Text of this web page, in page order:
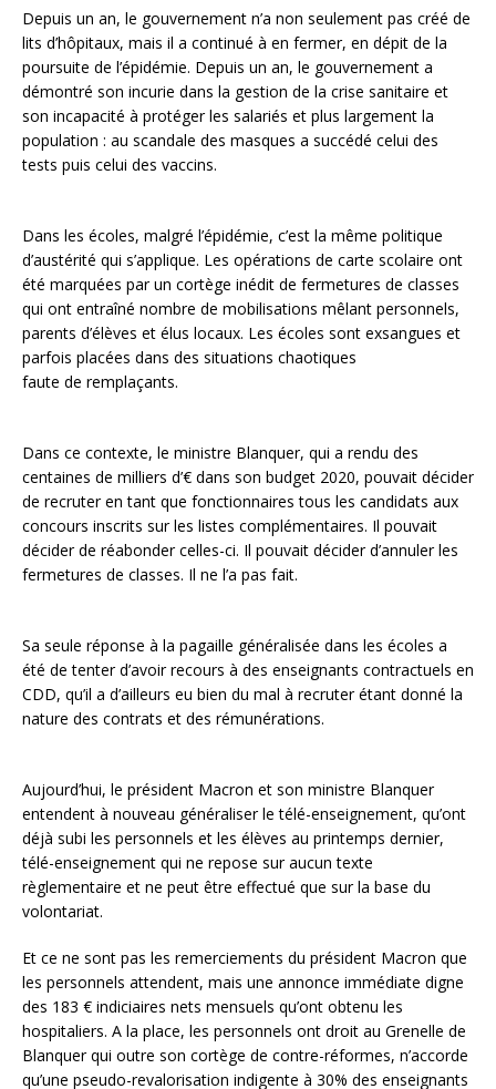
Depuis un an, le gouvernement n’a non seulement pas créé de
lits d’hôpitaux, mais il a continué à en fermer, en dépit de la
poursuite de l’épidémie. Depuis un an, le gouvernement a
démontré son incurie dans la gestion de la crise sanitaire et
son incapacité à protéger les salariés et plus largement la
population : au scandale des masques a succédé celui des
tests puis celui des vaccins.
Dans les écoles, malgré l’épidémie, c’est la même politique
d’austérité qui s’applique. Les opérations de carte scolaire ont
été marquées par un cortège inédit de fermetures de classes
qui ont entraîné nombre de mobilisations mêlant personnels,
parents d’élèves et élus locaux. Les écoles sont exsangues et
parfois placées dans des situations chaotiques
faute de remplaçants.
Dans ce contexte, le ministre Blanquer, qui a rendu des
centaines de milliers d’€ dans son budget 2020, pouvait décider
de recruter en tant que fonctionnaires tous les candidats aux
concours inscrits sur les listes complémentaires. Il pouvait
décider de réabonder celles-ci. Il pouvait décider d’annuler les
fermetures de classes. Il ne l’a pas fait.
Sa seule réponse à la pagaille généralisée dans les écoles a
été de tenter d’avoir recours à des enseignants contractuels en
CDD, qu’il a d’ailleurs eu bien du mal à recruter étant donné la
nature des contrats et des rémunérations.
Aujourd’hui, le président Macron et son ministre Blanquer
entendent à nouveau généraliser le télé-enseignement, qu’ont
déjà subi les personnels et les élèves au printemps dernier,
télé-enseignement qui ne repose sur aucun texte
règlementaire et ne peut être effectué que sur la base du
volontariat.
Et ce ne sont pas les remerciements du président Macron que
les personnels attendent, mais une annonce immédiate digne
des 183 € indiciaires nets mensuels qu’ont obtenu les
hospitaliers. A la place, les personnels ont droit au Grenelle de
Blanquer qui outre son cortège de contre-réformes, n’accorde
qu’une pseudo-revalorisation indigente à 30% des enseignants